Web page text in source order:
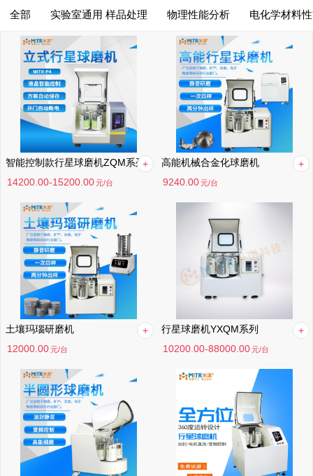
全部 实验室通用 样品处理 物理性能分析 电化学材料
综合排序 筛选
综合排序
月销量高到低
价格高到低
满意度高到低
智能控制款行星球磨机ZQM系列
14200.00-15200.00 元/台
高能机械合金化球磨机
9240.00 元/台
土壤玛瑙研磨机
12000.00 元/台
行星球磨机YXQM系列
10200.00-88000.00 元/台